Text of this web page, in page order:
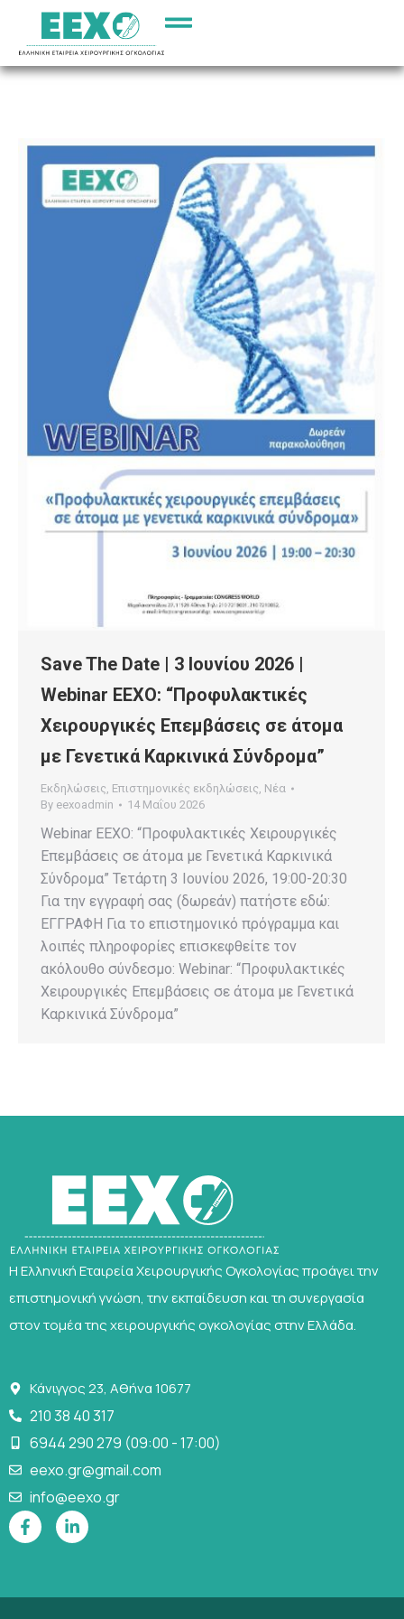
Save The Date | 3 Ιουνίου 2026 |
Webinar EEXO: “Προφυλακτικές
Χειρουργικές Επεμβάσεις σε άτομα
με Γενετικά Καρκινικά Σύνδρομα”
Εκδηλώσεις Επιστημονικές εκδηλώσεις Νέα
By eexoadmin 14 Μαΐου 2026
Webinar EEXO: “Προφυλακτικές Χειρουργικές
Επεμβάσεις σε άτομα με Γενετικά Καρκινικά
Σύνδρομα” Τετάρτη 3 Ιουνίου 2026, 19:00-20:30
Για την εγγραφή σας (δωρεάν) πατήστε εδώ:
ΕΓΓΡΑΦΗ Για το επιστημονικό πρόγραμμα και
λοιπές πληροφορίες επισκεφθείτε τον
ακόλουθο σύνδεσμο: Webinar: “Προφυλακτικές
Χειρουργικές Επεμβάσεις σε άτομα με Γενετικά
Καρκινικά Σύνδρομα”
Η Ελληνική Εταιρεία Χειρουργικής Ογκολογίας προάγει την
επιστημονική γνώση, την εκπαίδευση και τη συνεργασία
στον τομέα της χειρουργικής ογκολογίας στην Ελλάδα.
Κάνιγγος 23, Αθήνα 10677
210 38 40 317
6944 290 279 (09:00 - 17:00)
eexo.gr@gmail.com
info@eexo.gr